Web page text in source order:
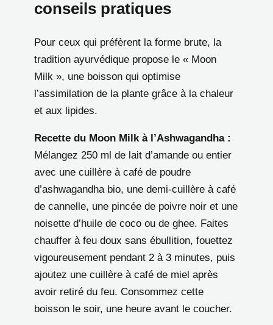
conseils pratiques
Pour ceux qui préfèrent la forme brute, la
tradition ayurvédique propose le « Moon
Milk », une boisson qui optimise
l’assimilation de la plante grâce à la chaleur
et aux lipides.
Recette du Moon Milk à l’Ashwagandha :
Mélangez 250 ml de lait d’amande ou entier
avec une cuillère à café de poudre
d’ashwagandha bio, une demi-cuillère à café
de cannelle, une pincée de poivre noir et une
noisette d’huile de coco ou de ghee. Faites
chauffer à feu doux sans ébullition, fouettez
vigoureusement pendant 2 à 3 minutes, puis
ajoutez une cuillère à café de miel après
avoir retiré du feu. Consommez cette
boisson le soir, une heure avant le coucher.